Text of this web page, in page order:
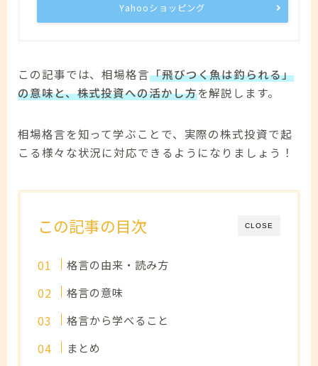
Yahooショッピング
この記事では、相場格言「飛びつく魚は釣られる」
の意味と、株式投資への活かし方を解説します。
相場格言を知って学ぶことで、実際の株式投資で起
こる様々な状況に対応できるようになりましょう！
CLOSE
この記事の目次
格言の由来・読み方
格言の意味
格言から学べること
まとめ